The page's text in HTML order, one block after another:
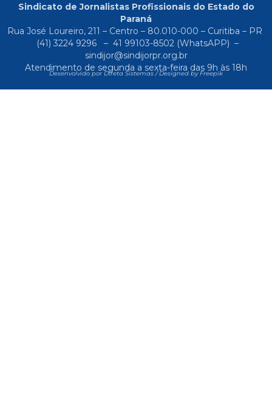
Sindicato de Jornalistas Profissionais do Estado do
Paraná
Rua José Loureiro, 211 – Centro – 80.010-000 – Curitiba – PR
(41) 3224 9296
– 41 99103-8502(WhatsAPP) –
sindijor@sindijorpr.org.br
Atendimento de segunda a sexta-feira das 9h às 18h
Desenvolvido por Direta Sistemas /Designed by Freepik